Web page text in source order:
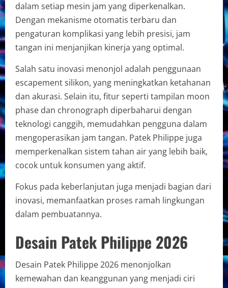
dalam setiap mesin jam yang diperkenalkan.
Dengan mekanisme otomatis terbaru dan
pengaturan komplikasi yang lebih presisi, jam
tangan ini menjanjikan kinerja yang optimal.
Salah satu inovasi menonjol adalah penggunaan
escapement silikon, yang meningkatkan ketahanan
dan akurasi. Selain itu, fitur seperti tampilan moon
phase dan chronograph diperbaharui dengan
teknologi canggih, memudahkan pengguna dalam
mengoperasikan jam tangan. Patek Philippe juga
memperkenalkan sistem tahan air yang lebih baik,
cocok untuk konsumen yang aktif.
Fokus pada keberlanjutan juga menjadi bagian dari
inovasi, memanfaatkan proses ramah lingkungan
dalam pembuatannya.
Desain Patek Philippe 2026
Desain Patek Philippe 2026 menonjolkan
kemewahan dan keanggunan yang menjadi ciri